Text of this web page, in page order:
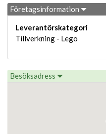
Företagsinformation
Leverantörskategori
Tillverkning - Lego
Besöksadress